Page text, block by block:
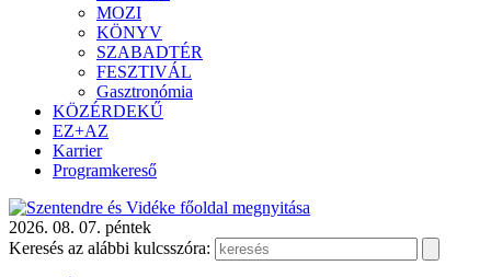
MOZI
KÖNYV
SZABADTÉR
FESZTIVÁL
Gasztronómia
KÖZÉRDEKŰ
EZ+AZ
Karrier
Programkereső
2026. 08. 07. péntek
Keresés az alábbi kulcsszóra: